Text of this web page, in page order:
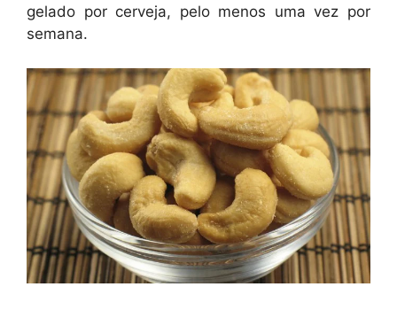
gelado por cerveja, pelo menos uma vez por
semana.